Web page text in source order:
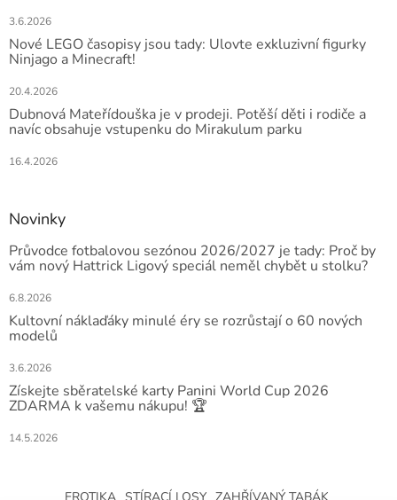
3.6.2026
Nové LEGO časopisy jsou tady: Ulovte exkluzivní figurky
Ninjago a Minecraft!
20.4.2026
Dubnová Mateřídouška je v prodeji. Potěší děti i rodiče a
navíc obsahuje vstupenku do Mirakulum parku
16.4.2026
Novinky
Průvodce fotbalovou sezónou 2026/2027 je tady: Proč by
vám nový Hattrick Ligový speciál neměl chybět u stolku?
6.8.2026
Kultovní náklaďáky minulé éry se rozrůstají o 60 nových
modelů
3.6.2026
Získejte sběratelské karty Panini World Cup 2026
ZDARMA k vašemu nákupu! 🏆
14.5.2026